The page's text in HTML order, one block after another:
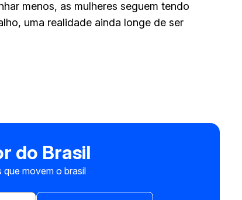
menos, as mulheres seguem tendo
uma realidade ainda longe de ser
do Brasil
movem o brasil